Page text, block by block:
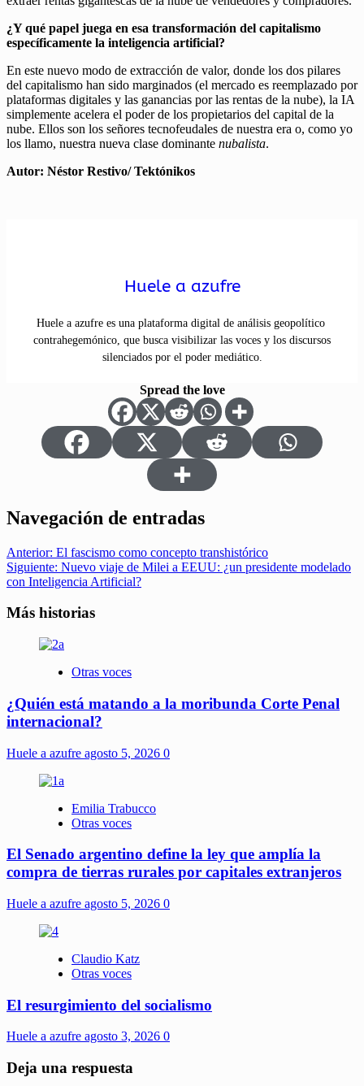
¿Y qué papel juega en esa transformación del capitalismo
específicamente la inteligencia artificial?
En este nuevo modo de extracción de valor, donde los dos pilares
del capitalismo han sido marginados (el mercado es reemplazado por
plataformas digitales y las ganancias por las rentas de la nube), la IA
simplemente acelera el poder de los propietarios del capital de la
nube. Ellos son los señores tecnofeudales de nuestra era o, como yo
los llamo, nuestra nueva clase dominante nubalista.
Autor: Néstor Restivo/ Tektónikos
Huele a azufre
Huele a azufre es una plataforma digital de análisis geopolítico
contrahegemónico, que busca visibilizar las voces y los discursos
silenciados por el poder mediático.
Spread the love
Navegación de entradas
Anterior: El fascismo como concepto transhistórico
Siguiente: Nuevo viaje de Milei a EEUU: ¿un presidente modelado
con Inteligencia Artificial?
Más historias
Otras voces
¿Quién está matando a la moribunda Corte Penal
internacional?
Huele a azufre agosto 5, 2026 0
Emilia Trabucco
Otras voces
El Senado argentino define la ley que amplía la
compra de tierras rurales por capitales extranjeros
Huele a azufre agosto 5, 2026 0
Claudio Katz
Otras voces
El resurgimiento del socialismo
Huele a azufre agosto 3, 2026 0
Deja una respuesta